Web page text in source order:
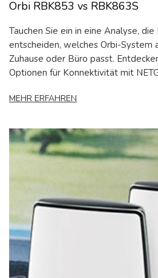
Orbi RBK853 vs RBK863S
Tauchen Sie ein in eine Analyse, die
entscheiden, welches Orbi-System
Zuhause oder Büro passt.
Optionen für Konnektivität mit
MEHR ERFAHREN